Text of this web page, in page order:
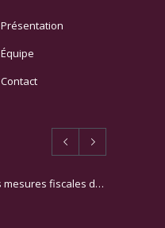
Présentation
Équipe
Contact
Quelles sont les principales mesures fiscales du PLF 2025 ?